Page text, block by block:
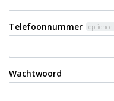
Telefoonnummer optioneel
Wachtwoord